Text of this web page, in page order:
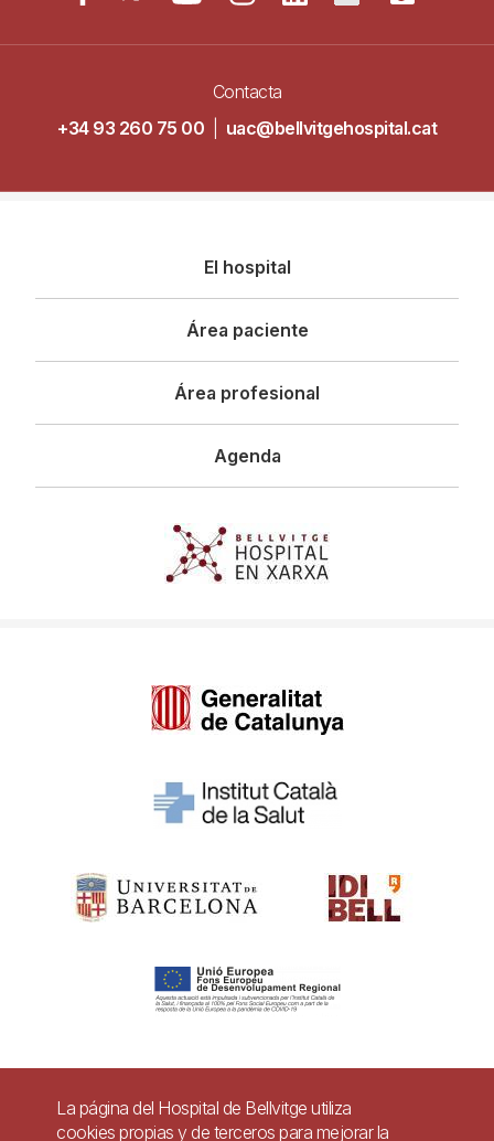
Contacta
+34 93 260 75 00
uac@bellvitgehospital.cat
principal
El hospital
Área paciente
Área profesional
Agenda
Pie
Contacto
La página del Hospital de Bellvitge utiliza
cookies propias y de terceros para mejorar la